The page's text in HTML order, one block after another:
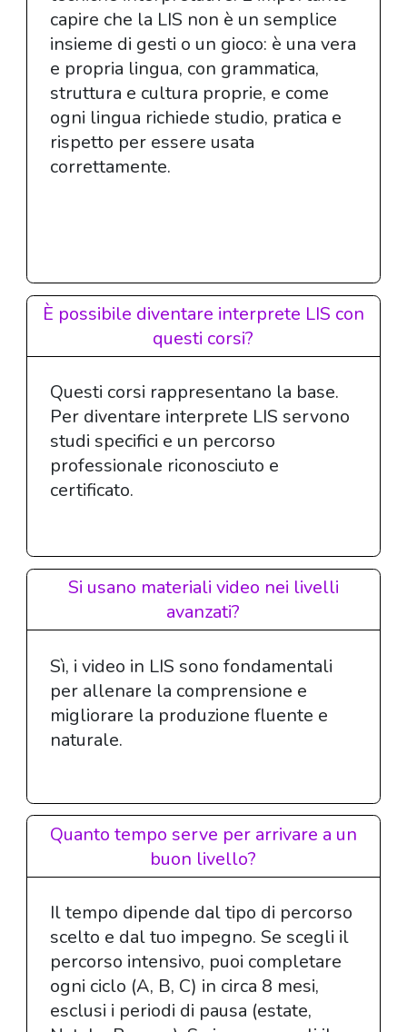
capire che la LIS non è un semplice
insieme di gesti o un gioco: è una vera
e propria lingua, con grammatica,
struttura e cultura proprie, e come
ogni lingua richiede studio, pratica e
rispetto per essere usata
correttamente.
È possibile diventare interprete LIS con
questi corsi?
Questi corsi rappresentano la base.
Per diventare interprete LIS servono
studi specifici e un percorso
professionale riconosciuto e
certificato.
Si usano materiali video nei livelli
avanzati?
Sì, i video in LIS sono fondamentali
per allenare la comprensione e
migliorare la produzione fluente e
naturale.
Quanto tempo serve per arrivare a un
buon livello?
Il tempo dipende dal tipo di percorso
scelto e dal tuo impegno. Se scegli il
percorso intensivo, puoi completare
ogni ciclo (A, B, C) in circa 8 mesi,
esclusi i periodi di pausa (estate,